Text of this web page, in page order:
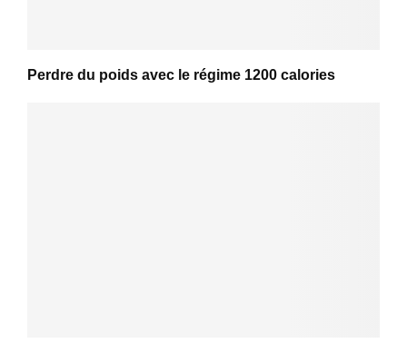
Perdre du poids avec le régime 1200 calories